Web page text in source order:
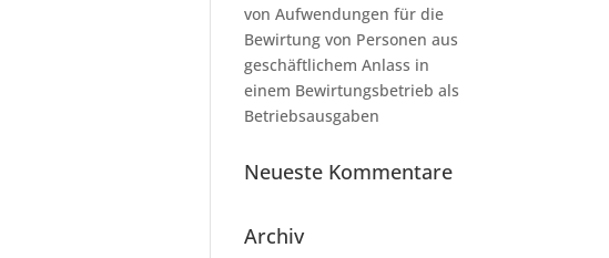
von Aufwendungen für die
Bewirtung von Personen aus
geschäftlichem Anlass in
einem Bewirtungsbetrieb als
Betriebsausgaben
Neueste Kommentare
Archiv